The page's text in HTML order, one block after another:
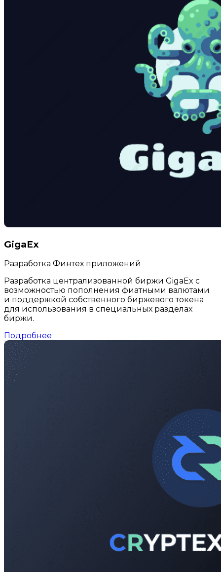
GigaEx
Разработка Финтех приложений
Разработка централизованной биржи GigaEx с
возможностью пополнения фиатными валютами
и поддержкой собственного биржевого токена
для использования в специальных разделах
биржи.
Подробнее